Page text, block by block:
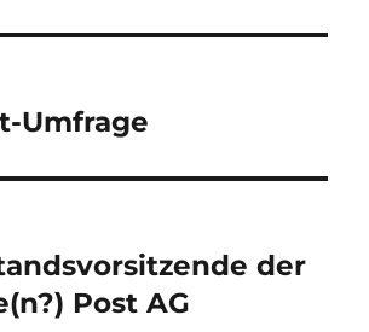
Umfrage
der
Post AG